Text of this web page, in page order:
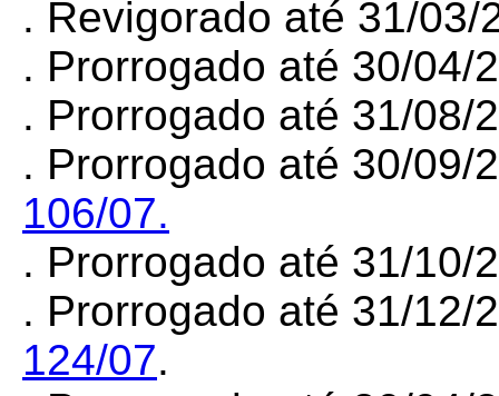
. Revigorado até 31/
. Prorrogado até 30/
. Prorrogado até 31/08/
. Prorrogado até 30/09/
106/07.
. Prorrogado até 31/10/
. Prorrogado até 31/12/
124/07.